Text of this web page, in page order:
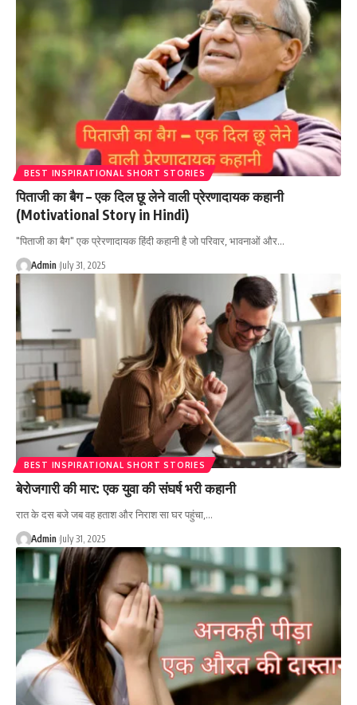
BEST INSPIRATIONAL SHORT STORIES
पिताजी का बैग – एक दिल छू लेने वाली प्रेरणादायक कहानी
(Motivational Story in Hindi)
"पिताजी का बैग" एक प्रेरणादायक हिंदी कहानी है जो परिवार, भावनाओं और…
Admin July 31, 2025
BEST INSPIRATIONAL SHORT STORIES
बेरोजगारी की मार: एक युवा की संघर्ष भरी कहानी
रात के दस बजे जब वह हताश और निराश सा घर पहुंचा,…
Admin July 31, 2025